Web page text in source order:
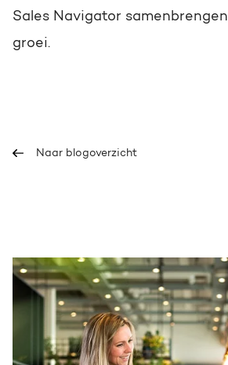
Sales Navigator
groei.
Naar blogoverzicht